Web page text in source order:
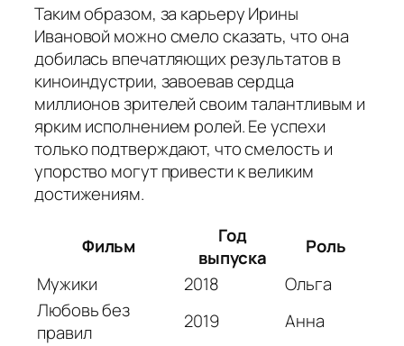
Таким образом, за карьеру Ирины
Ивановой можно смело сказать, что она
добилась впечатляющих результатов в
киноиндустрии, завоевав сердца
миллионов зрителей своим талантливым и
ярким исполнением ролей. Ее успехи
только подтверждают, что смелость и
упорство могут привести к великим
достижениям.
Фильм
Год
выпуска
Роль
Мужики
2018
Ольга
Любовь без
правил
2019
Анна